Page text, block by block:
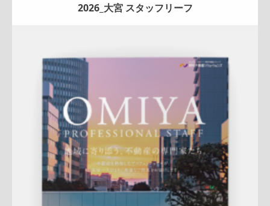
2026_大宮 スタッフリーフ
Update:2026.07.01
折りパンフレットエリア広告スタッフ紹介新作 来店訴求
査定ナチュラルハートフル大宮センター